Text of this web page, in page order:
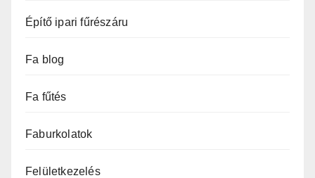
Építő ipari fűrészáru
Fa blog
Fa fűtés
Faburkolatok
Felületkezelés